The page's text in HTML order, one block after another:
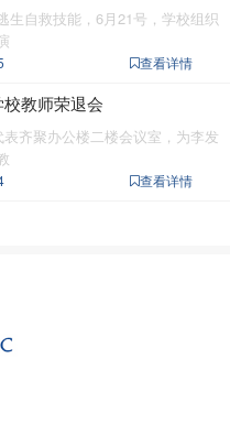
生自救技能，6月21号，学校组织
查看详情
教师荣退会
齐聚办公楼二楼会议室，为李发
查看详情